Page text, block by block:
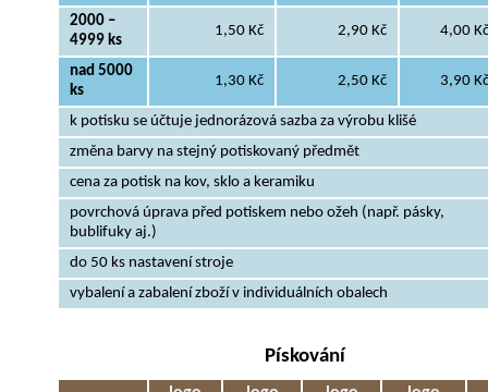
2000 –
4999 ks
1,50 Kč 2,90 Kč 4,00 Kč
nad 5000
ks
1,30 Kč 2,50 Kč 3,90 Kč
k potisku se účtuje jednorázová sazba za výrobu klišé
změna barvy na stejný potiskovaný předmět
cena za potisk na kov, sklo a keramiku
povrchová úprava před potiskem nebo ožeh (např. pásky,
bublifuky aj.)
do 50 ks nastavení stroje
vybalení a zabalení zboží v individuálních obalech
Pískování